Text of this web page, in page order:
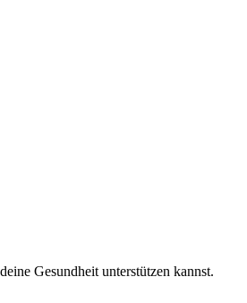
Gesundheit unterstützen kannst.